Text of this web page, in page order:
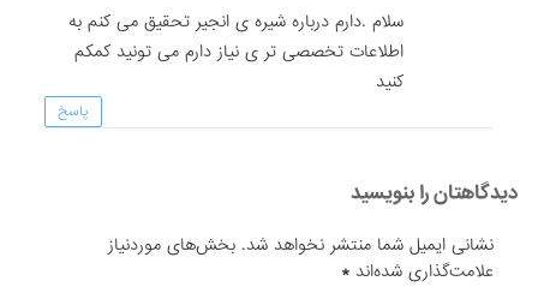
سلام .دارم درباره شیره ی انجیر تحقیق می کنم به
اطلاعات تخصصی تر ی نیاز دارم می تونید کمکم
کنید
پاسخ
دیدگاهتان را بنویسید
نشانی ایمیل شما منتشر نخواهد شد. بخش‌های موردنیاز
علامت‌گذاری شده‌اند*